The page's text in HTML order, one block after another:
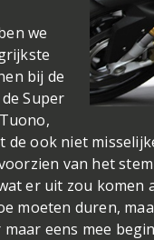
we
bij de
Super
de ook niet
van het
er uit zou komen
moeten duren,
eens mee